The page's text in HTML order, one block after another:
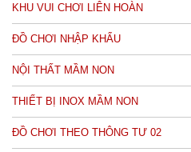
KHU VUI CHƠI LIÊN HOÀN
ĐỒ CHƠI NHẬP KHẨU
NỘI THẤT MẦM NON
THIẾT BỊ INOX MẦM NON
ĐỒ CHƠI THEO THÔNG TƯ 02